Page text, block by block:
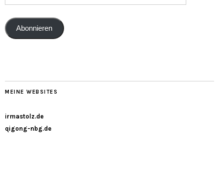
Abonnieren
MEINE WEBSITES
irmastolz.de
qigong-nbg.de